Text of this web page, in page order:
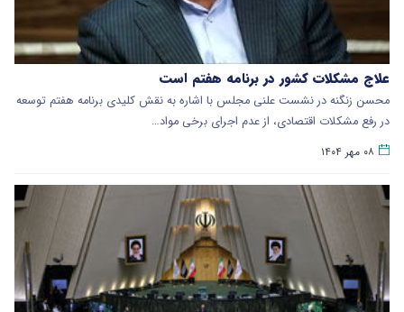
علاج مشکلات کشور در برنامه هفتم است
محسن زنگنه در نشست علنی مجلس با اشاره به نقش کلیدی برنامه هفتم توسعه
در رفع مشکلات اقتصادی، از عدم اجرای برخی مواد…
۰۸ مهر ۱۴۰۴